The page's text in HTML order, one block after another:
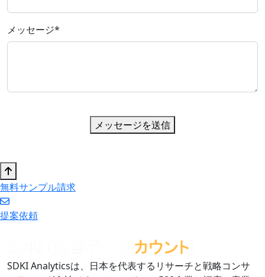
メッセージ*
メッセージを送信
無料サンプル請求
提案依頼
SDKI Analyticsは、日本を代表するリサーチと戦略コンサ